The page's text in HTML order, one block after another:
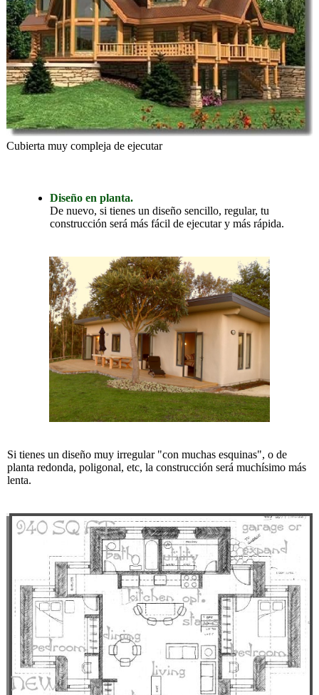
Cubierta muy compleja de ejecutar
Diseño en planta.
De nuevo, si tienes un diseño sencillo, regular, tu
construcción será más fácil de ejecutar y más rápida.
Si tienes un diseño muy irregular "con muchas esquinas", o de
planta redonda, poligonal, etc, la construcción será muchísimo más
lenta.